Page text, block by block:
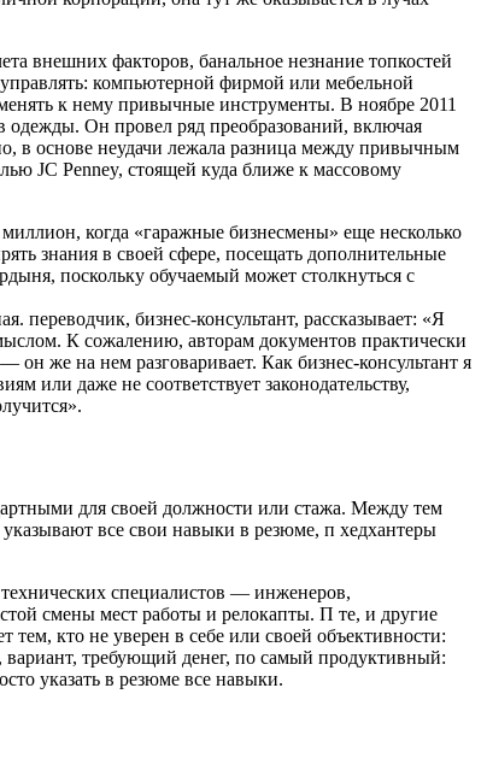
внешних факторов, банальное незнание топкостей
компьютерной фирмой или мебельной
к нему привычные инструменты. В ноябре 2011
Он провел ряд преобразований, включая
в основе неудачи лежала разница между привычным
JС Penney, стоящей куда ближе к массовому
когда «гаражные бизнесмены» еще несколько
знания в своей сфере, посещать дополнительные
поскольку обучаемый может столкнуться с
бизнес-консультант, рассказывает: «Я
К сожалению, авторам документов практически
же на нем разговаривает. Как бизнес-консультант я
или даже не соответствует законодательству,
для своей должности или стажа. Между тем
все свои навыки в резюме, п хедхантеры
специалистов — инженеров,
смены мест работы и релокапты. П те, и другие
кто не уверен в себе или своей объективности:
требующий денег, по самый продуктивный:
указать в резюме все навыки.